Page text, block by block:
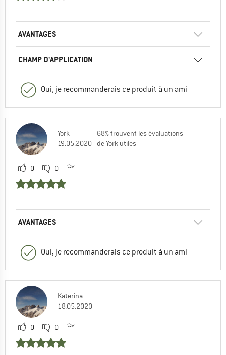
AVANTAGES
CHAMP D'APPLICATION
Oui, je recommanderais ce produit à un ami
York
19.05.2020
68% trouvent les évaluations
de York utiles
0 0
AVANTAGES
Oui, je recommanderais ce produit à un ami
Katerina
18.05.2020
0 0